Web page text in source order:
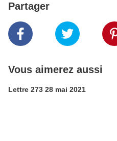
Partager
Vous aimerez aussi
Lettre 273 28 mai 2021